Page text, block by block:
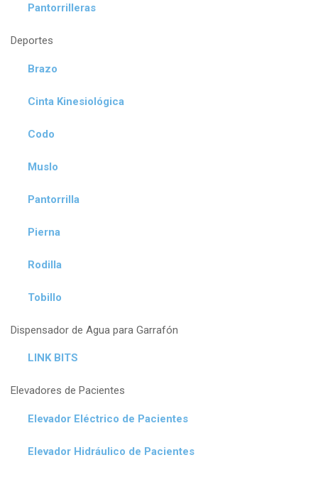
Pantorrilleras
Deportes
Brazo
Cinta Kinesiológica
Codo
Muslo
Pantorrilla
Pierna
Rodilla
Tobillo
Dispensador de Agua para Garrafón
LINK BITS
Elevadores de Pacientes
Elevador Eléctrico de Pacientes
Elevador Hidráulico de Pacientes